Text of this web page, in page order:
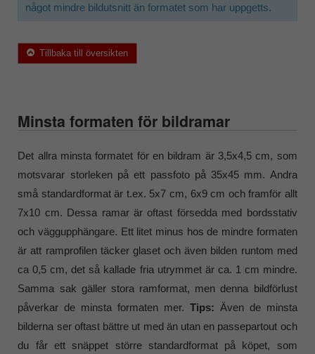
något mindre bildutsnitt än formatet som har uppgetts.
Tillbaka till översikten
Minsta formaten för bildramar
Det allra minsta formatet för en bildram är 3,5x4,5 cm, som
motsvarar storleken på ett passfoto på 35x45 mm. Andra
små standardformat är t.ex. 5x7 cm, 6x9 cm och framför allt
7x10 cm. Dessa ramar är oftast försedda med bordsstativ
och väggupphängare. Ett litet minus hos de mindre formaten
är att ramprofilen täcker glaset och även bilden runtom med
ca 0,5 cm, det så kallade fria utrymmet är ca. 1 cm mindre.
Samma sak gäller stora ramformat, men denna bildförlust
påverkar de minsta formaten mer. Tips: Även de minsta
bilderna ser oftast bättre ut med än utan en passepartout och
du får ett snäppet större standardformat på köpet, som